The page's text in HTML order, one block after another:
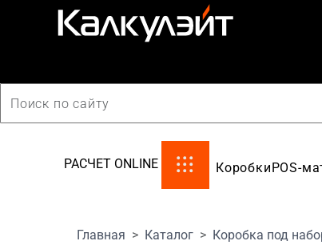
РАСЧЕТ ONLINE КоробкиPOS-
Главная Каталог Коробка под